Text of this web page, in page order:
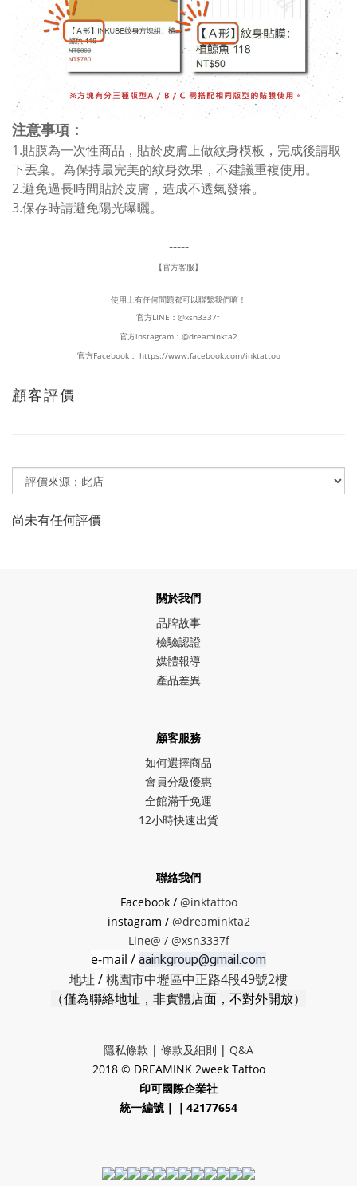
注意事項：
1.貼膜為一次性商品，貼於皮膚上做紋身模板，完成後請取
下丟棄。為保持最完美的紋身效果，不建議重複使用。
2.避免過長時間貼於皮膚，造成不透氣發癢。
3.保存時請避免陽光曝曬。
-----
【官方客服】
使用上有任何問題都可以聯繫我們唷！
官方LINE： @xsn3337f
官方instagram： @dreaminkta2
官方Facebook： https://www.facebook.com/inktattoo
顧客評價
尚未有任何評價
關於我們
品牌故事
檢驗認證
媒體報導
產品差異
顧客服務
如何選擇商品
會員分級優惠
全館滿千免運
12小時快速出貨
聯絡我們
Facebook / @inktattoo
instagram / @dreaminkta2
Line@ / @xsn3337f
e-mail / aainkgroup@gmail.com
地址 /桃園市中壢區中正路4段49號2樓
（僅為聯絡地址，非實體店面，不對外開放）
隱私條款 | 條款及細則 | Q&A
2018 © DREAMINK 2week Tattoo
印可國際企業社
統一編號｜｜42177654